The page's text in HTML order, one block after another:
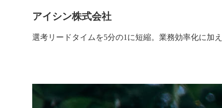
アイシン株式会社
選考リードタイムを5分の1に短縮。業務効率化に加